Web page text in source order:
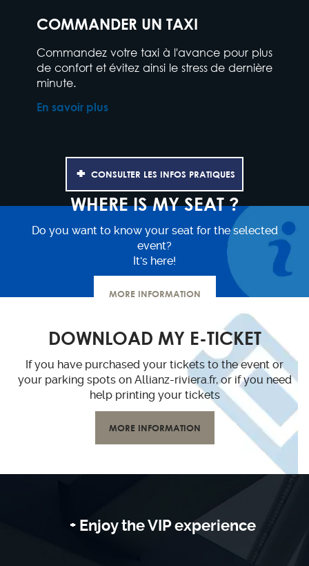
COMMANDER UN TAXI
Commandez votre taxi à l'avance pour plus
de confort et évitez ainsi le stress de dernière
minute.
En savoir plus
CONSULTER LES INFOS PRATIQUES
WHERE IS MY SEAT ?
Do you want to know your seat for the selected
event?
It's here!
MORE INFORMATION
DOWNLOAD MY E-TICKET
If you have purchased your tickets to the event or
your parking spots on Allianz-riviera.fr, or if you need
help printing your tickets
MORE INFORMATION
+ Enjoy the VIP experience